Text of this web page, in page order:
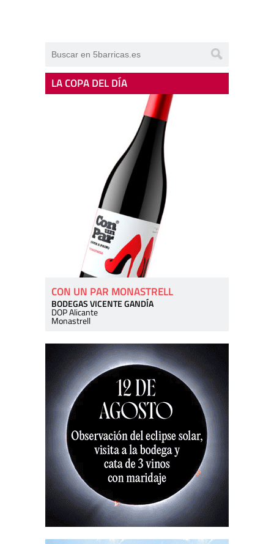
LA COPA DEL DÍA
CON UN PAR MONASTRELL
BODEGAS VICENTE GANDÍA
DOP Alicante
Monastrell